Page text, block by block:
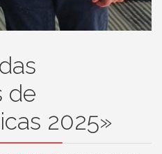
de
2025»